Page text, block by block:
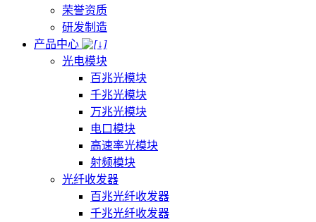
荣誉资质
研发制造
产品中心
光电模块
百兆光模块
千兆光模块
万兆光模块
电口模块
高速率光模块
射频模块
光纤收发器
百兆光纤收发器
千兆光纤收发器